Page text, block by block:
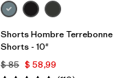
Shorts Hombre Terrebonne
Shorts - 10"
$ 85 $ 58,99